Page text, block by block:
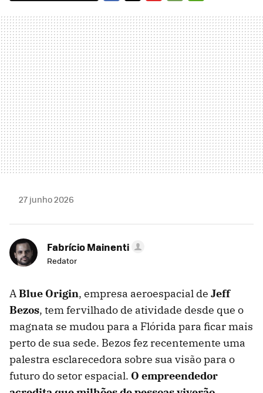
MAIL
27 junho 2026
Fabrício Mainenti
Redator
ABlue Origin, empresa aeroespacial de Jeff
Bezos, tem fervilhado de atividade desde que o
magnata se mudou para a Flórida para ficar mais
perto de sua sede. Bezos fez recentemente uma
palestra esclarecedora sobre sua visão para o
futuro do setor espacial. O empreendedor